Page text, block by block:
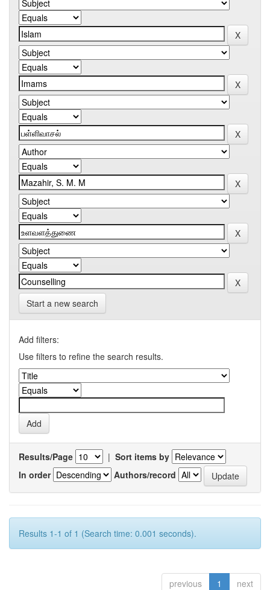
Start a new search
Add filters:
Use filters to refine the search results.
Results/Page | Sort items by
In order
Authors/record
Results 1-1 of 1 (Search time: 0.001 seconds).
previous 1 next